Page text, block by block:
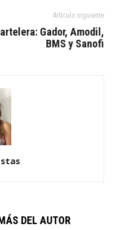
Artículo siguiente
Gador, Amodil,
BMS y Sanofi
DEL AUTOR